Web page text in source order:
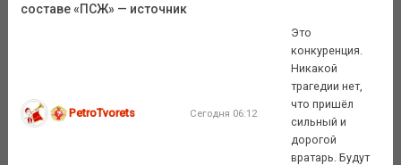
составе «ПСЖ» — источник
PetroTvorets Сегодня 06:12
Это
конкуренция.
Никакой
трагедии нет,
что пришёл
сильный и
дорогой
вратарь. Будут